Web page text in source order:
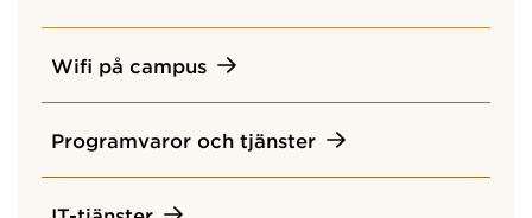
Wifi på campus
Programvaror och tjänster